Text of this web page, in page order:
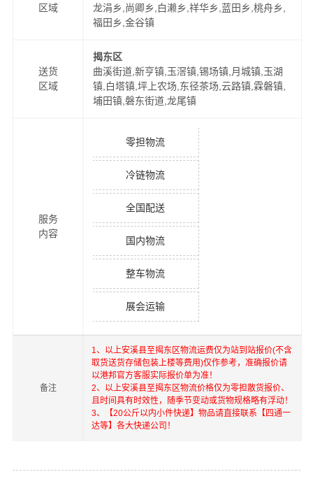
区域
龙涓乡,尚卿乡,白濑乡,祥华乡,蓝田乡,桃舟乡,
福田乡,金谷镇
送货
区域
揭东区
曲溪街道,新亨镇,玉滘镇,锡场镇,月城镇,玉湖
镇,白塔镇,坪上农场,东径茶场,云路镇,霖磐镇,
埔田镇,磐东街道,龙尾镇
服务
内容
零担物流
冷链物流
全国配送
国内物流
整车物流
展会运输
备注
1、以上安溪县至揭东区物流运费仅为站到站报价(不含
取货送货存储包装上楼等费用)仅作参考，准确报价请
以港邦官方客服实际报价单为准！
2、以上安溪县至揭东区物流价格仅为零担散货报价、
且时间具有时效性，随季节变动或货物规格略有浮动！
3、【20公斤以内小件快递】物品请直接联系【四通一
达等】各大快递公司！